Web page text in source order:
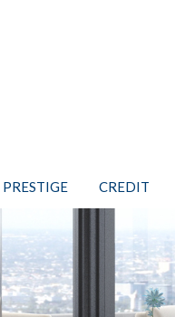
PRESTIGE CREDIT